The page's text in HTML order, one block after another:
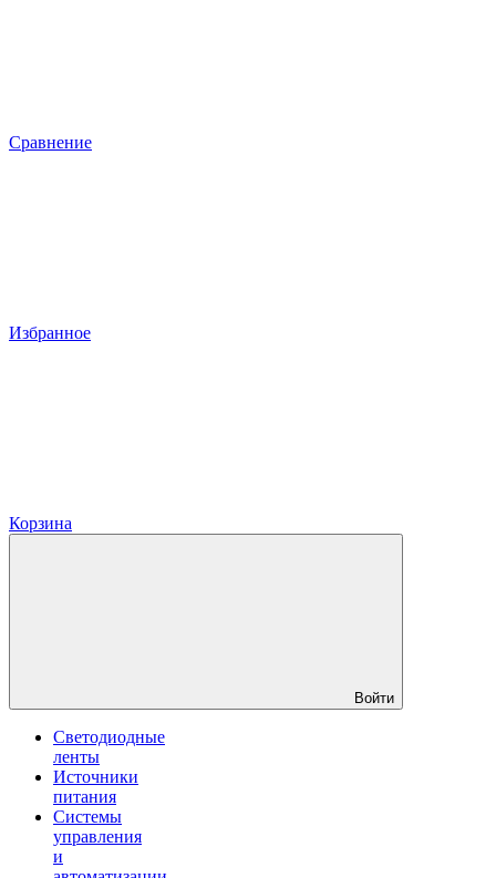
Сравнение
Избранное
Корзина
Войти
Светодиодные
ленты
Источники
питания
Системы
управления
и